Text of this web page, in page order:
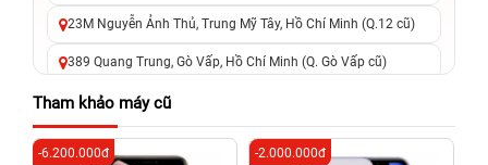
23M Nguyễn Ảnh Thủ, Trung Mỹ Tây, Hồ Chí Minh (Q.12 cũ)
389 Quang Trung, Gò Vấp, Hồ Chí Minh (Q. Gò Vấp cũ)
625 - 625A Âu Cơ, Tân Phú, Hồ Chí Minh (Quận Tân Phú cũ)
326 Lê Văn Việt, Tăng Nhơn Phú, Hồ Chí Minh (Q.9 TP. Thủ
Đức cũ)
Tham khảo máy cũ
-6.200.000đ -2.000.000đ